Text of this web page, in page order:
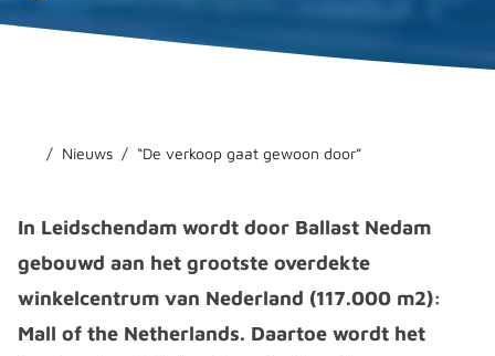
Nieuws “De verkoop gaat gewoon door”
In Leidschendam wordt door Ballast Nedam
gebouwd aan het grootste overdekte
winkelcentrum van Nederland (117.000 m2):
Mall of the Netherlands. Daartoe wordt het